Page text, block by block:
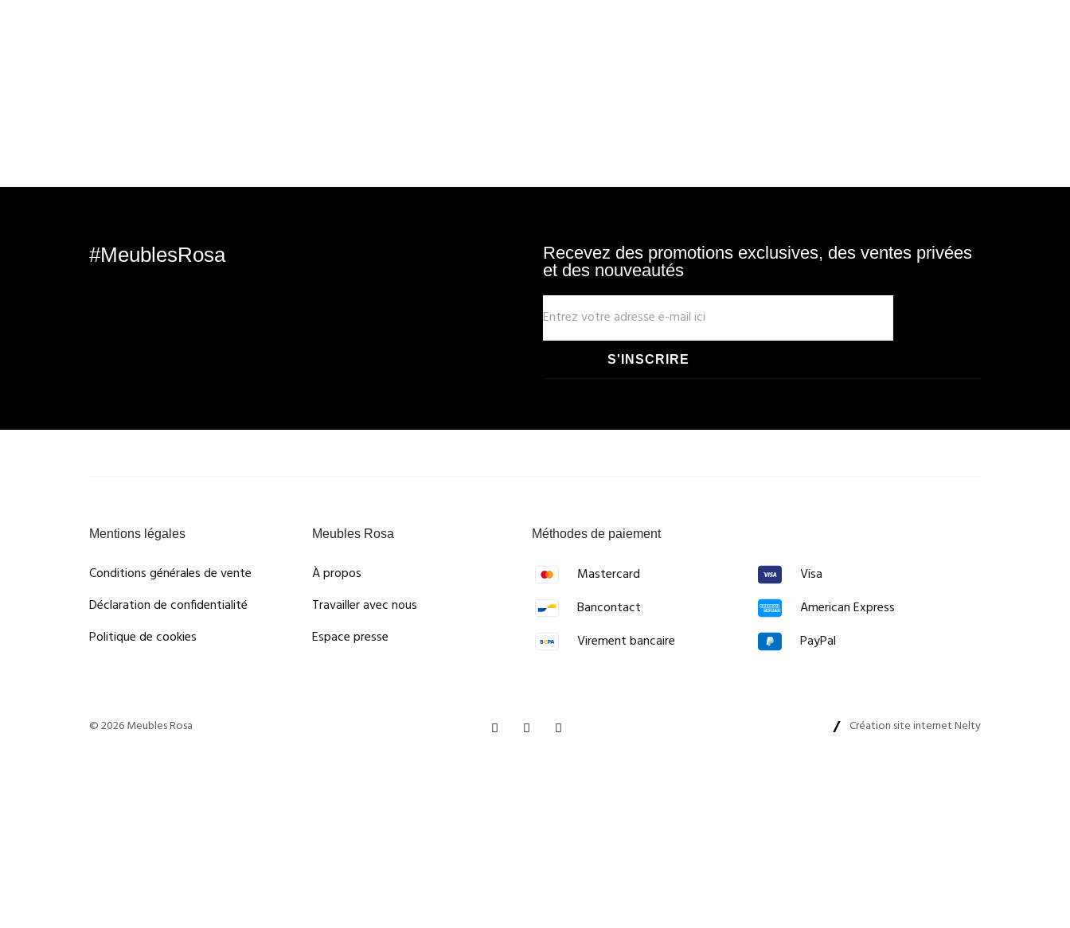
#MeublesRosa
Recevez des promotions exclusives, des ventes privées
et des nouveautés
S'INSCRIRE
Mentions légales
Conditions générales de vente
Déclaration de confidentialité
Politique de cookies
Meubles Rosa
À propos
Travailler avec nous
Espace presse
Méthodes de paiement
Mastercard
Bancontact
Virement bancaire
Visa
American Express
PayPal
© 2026 Meubles Rosa Création site internet Nelty